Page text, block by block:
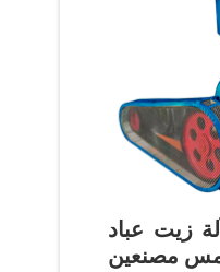
زيت عباد
مصنعين